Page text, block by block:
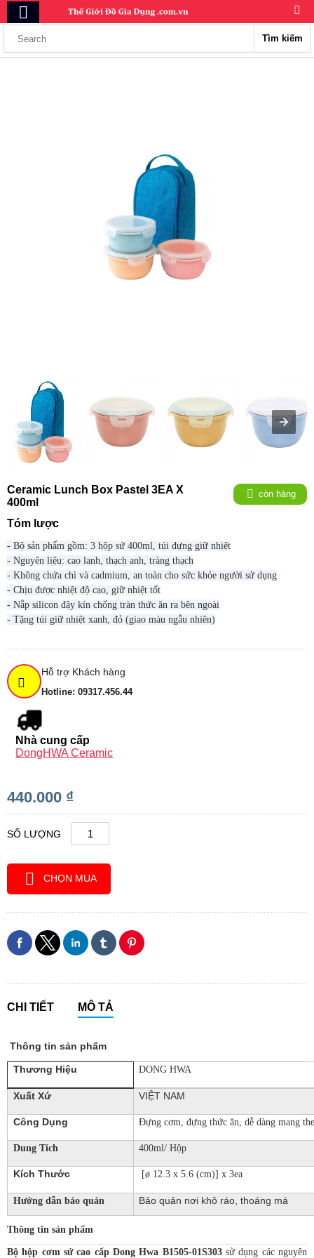
Tìm kiếm
Ceramic Lunch Box Pastel 3EA X
400ml
còn hàng
Tóm lược
- Bộ sản phẩm gồm: 3 hộp sứ 400ml, túi đựng giữ nhiệt
- Nguyên liệu: cao lanh, thạch anh, tràng thạch
- Không chứa chì và cadmium, an toàn cho sức khỏe người sử dụng
- Chịu được nhiệt độ cao, giữ nhiệt tốt
- Nắp silicon đậy kín chống tràn thức ăn ra bên ngoài
- Tặng túi giữ nhiệt xanh, đỏ (giao màu ngẫu nhiên)
Hỗ trợ Khách hàng
Hotline: 09317.456.44
Nhà cung cấp
DongHWA Ceramic
440.000 ₫
SỐ LƯỢNG
CHỌN MUA
CHI TIẾT MÔ TẢ
Thông tin sản phẩm
Thương Hiệu DONG HWA
Xuất Xứ VIỆT NAM
Công Dụng Đựng cơm, đựng thức ăn, dễ dàng mang
Dung Tích 400ml/ Hộp
Kích Thước [ø 12.3 x 5.6 (cm)] x 3ea
Hướng dẫn bảo quản Bảo quản nơi khô ráo, thoáng má
Thông tin sản phẩm
Bộ hộp cơm sứ cao cấp Dong Hwa B1505-01S303sử dụng các nguyên